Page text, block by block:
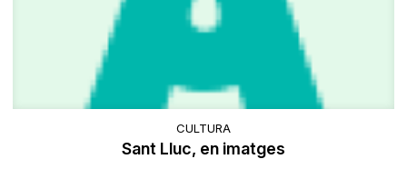
CULTURA
Sant Lluc, en imatges